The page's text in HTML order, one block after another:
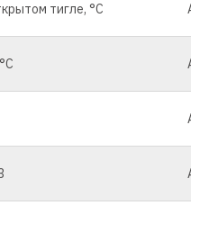
тигле, °С